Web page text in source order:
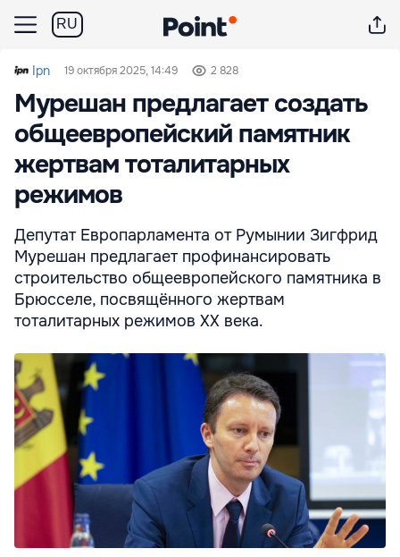
RU
Ipn 19 октября 2025, 14:49 2 828
Мурешан предлагает создать
общеевропейский памятник
жертвам тоталитарных
режимов
Депутат Европарламента от Румынии Зигфрид
Мурешан предлагает профинансировать
строительство общеевропейского памятника в
Брюсселе, посвящённого жертвам
тоталитарных режимов XX века.